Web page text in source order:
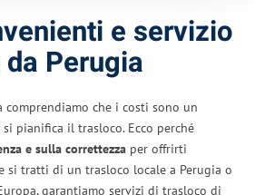
e servizio
Perugia
comprendiamo che i costi sono un
pianifica il trasloco. Ecco perché
e sulla correttezza per offrirti
si tratti di un trasloco locale a Perugia o
garantiamo servizi di trasloco di